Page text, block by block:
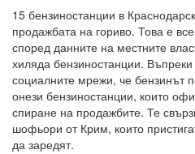
15 бензиностанции в
продажбата на гориво. Това е
според данните на местните
хиляда бензиностанции.
социалните мрежи, че бензинът
онези бензиностанции, които
спиране на продажбите. Те
шофьори от Крим, които
да заредят.